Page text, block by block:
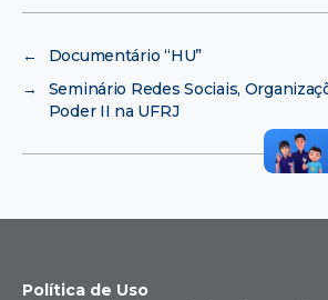
←
Documentário “HU”
→
Seminário Redes Sociais,
Poder II na UFRJ
Política de Uso